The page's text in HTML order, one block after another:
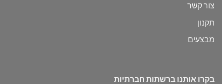
צור קשר
תקנון
מבצעים
בקרו אותנו ברשתות חברתיות